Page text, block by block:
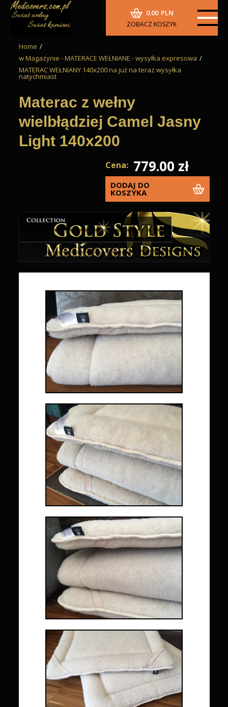
0.00 PLN
ZOBACZ KOSZYK
Home /
w Magazynie - MATERACE WEŁNIANE - wysyłka expresowa /
MATERAC WEŁNIANY 140x200 na już na teraz wysyłka
natychmiast
Materac z wełny
wielbłądziej Camel Jasny
Light 140x200
Cena: 779.00 zł
DODAJ DO
KOSZYKA